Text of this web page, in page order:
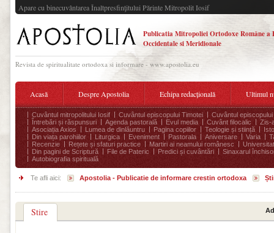
Apare cu binecuvântarea Înaltpresfinţitului Părinte Mitropolit Iosif
Publicatia Mitropoliei Ortodoxe Române a
Occidentale si Meridionale
Revista de spiritualitate ortodoxa si informare - www.apostolia.eu
Acasă Despre Apostolia Echipa redacțională Ultimul
Cuvântul mitropolitului Iosif Cuvântul episcopului Timotei
Cuvântul episcopului
Întrebări și răspunsuri
Agenda pastorală Evul media Cuvânt filocalic
Zis-
Asociația Axios
Lumea de dinlăuntru Pagina copiilor Teologie și stiință
Din viața parohiilor
Liturgica Eveniment Pastorala Aniversare Varia
Recenzie
Rețete și sfaturi practice Martiri ai neamului românesc
Din pagini de Scriptură
File de Pateric Predici și cuvântări
Sinaxarul
Autobiografia spirituală
Te afli aici: Apostolia - Publicatie de informare crestin ortodoxa
Stire